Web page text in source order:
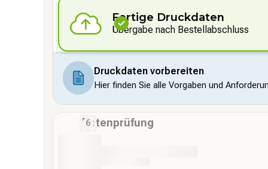
Fertige Druckdaten
Übergabe nach Bestellabschluss
Druckdaten vorbereiten
Hier finden Sie alle Vorgaben und
Datenprüfung